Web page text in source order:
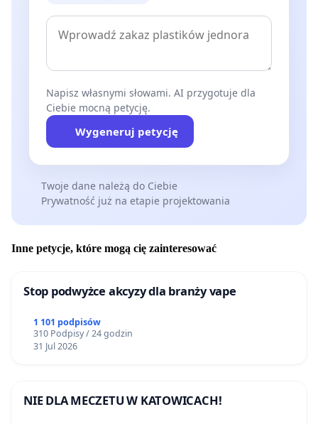
Napisz własnymi słowami. AI przygotuje dla
Ciebie mocną petycję.
Wygeneruj petycję
Twoje dane należą do Ciebie
Prywatność już na etapie projektowania
Inne petycje, które mogą cię zainteresować
Stop podwyżce akcyzy dla branży vape
1 101 podpisów
310 Podpisy / 24 godzin
31 Jul 2026
NIE DLA MECZETU W KATOWICACH!